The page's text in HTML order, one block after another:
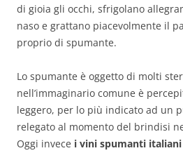
di gioia gli occhi, sfrigolano
naso e grattano piacevolmente il
proprio di spumante.
Lo spumante è oggetto di molti
nell’immaginario comune è
leggero, per lo più indicato ad un
relegato al momento del brindisi
Oggi invece i vini spumanti